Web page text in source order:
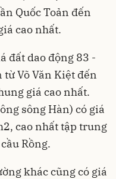
Quốc Toản đến
cao nhất.
đất dao động 83 -
Võ Văn Kiệt đến
giá cao nhất.
sông Hàn) có giá
cao nhất tập trung
Rồng.
khác cũng có giá